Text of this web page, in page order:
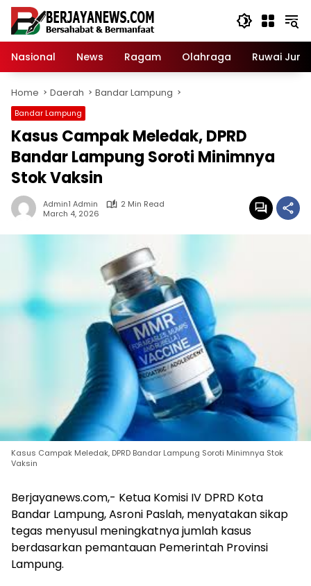
Skip
content
Nasional
News Ragam Olahraga Ruwai Jurai
Home Daerah Bandar Lampung
Bandar Lampung
Kasus Campak Meledak, DPRD
Bandar Lampung Soroti Minimnya
Stok Vaksin
Admin1 Admin
2 Min Read
March 4, 2026
Kasus Campak Meledak, DPRD Bandar Lampung Soroti Minimnya Stok
Vaksin
Berjayanews.com,- Ketua Komisi IV DPRD Kota
Bandar Lampung, Asroni Paslah, menyatakan sikap
tegas menyusul meningkatnya jumlah kasus
berdasarkan pemantauan Pemerintah Provinsi
Lampung.